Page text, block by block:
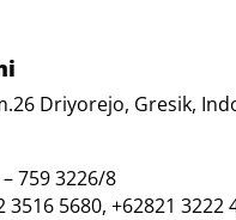
Driyorejo, Gresik,
759 3226/8
5680, +62821 3222